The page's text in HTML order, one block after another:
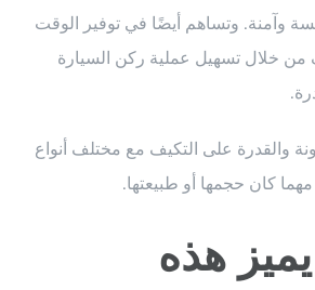
وآمنة. وتساهم أيضًا في توفير الوقت
من خلال تسهيل عملية ركن السيارة
والقدرة على التكيف مع مختلف أنواع
كان حجمها أو طبيعتها.
هذه